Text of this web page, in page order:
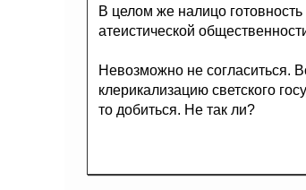
В целом же налицо
атеистической
Невозможно не согласиться.
клерикализацию светского
то добиться. Не так ли?